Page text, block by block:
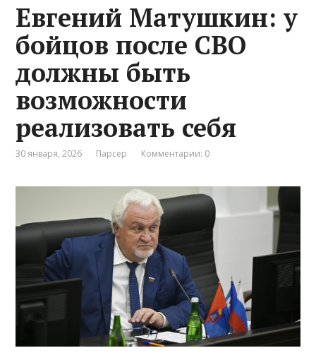
Евгений Матушкин: у
бойцов после СВО
должны быть
возможности
реализовать себя
30 января, 2026 Парсер Комментарии: 0